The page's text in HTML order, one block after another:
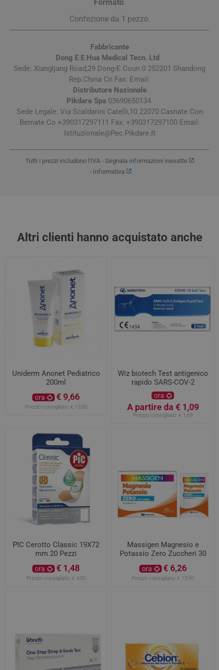
Formato
Confezione da 1 pezzo.
Fabbricante
Dong E E Hua Medical Tecn. Ltd
Sede: Xiangljang Road,29 Dong-E Coun 0 252201 Shandong
Rep.China Cn Fax: Email:
Distributore Nazionale
Pikdare Spa 03690650134
Sede Legale: Via Scaldarini Catelli,10 22070 Casnate Con
Bernate Co +390317297111 Fax: +390317297100 Email:
Istituzionale@Pec.Pikdare.It
Tutti i prezzi includono l'IVA - Segnala informazioni inesatte
- Informativa
Altri clienti hanno acquistato anche
Uniderm Anonet Pediatrico
200ml
ora € 9,66
Prezzo consigliato: € 13,80
Wiz biotech Test antigenico
rapido SARS-COV-2
ora
A partire da € 1,09
Prezzo consigliato: € 1,69
PIC Cerotto Classic 19X72
mm 20 Pezzi
ora € 1,48
Prezzo consigliato: € 4,00
Massigen Magnesio e
Potassio Zero Zuccheri 30
bustine
ora € 6,26
Prezzo consigliato: € 13,90